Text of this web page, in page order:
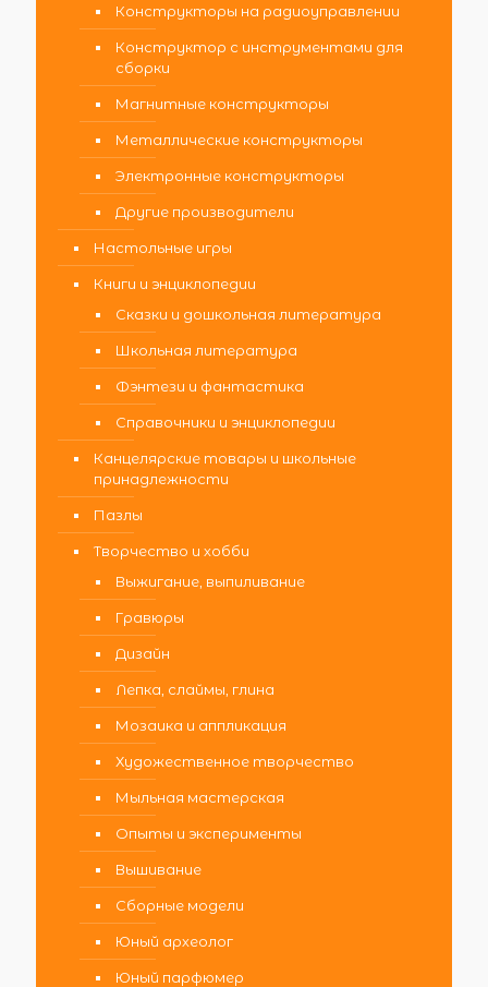
Конструкторы на радиоуправлении
Конструктор с инструментами для
сборки
Магнитные конструкторы
Металлические конструкторы
Электронные конструкторы
Другие производители
Настольные игры
Книги и энциклопедии
Сказки и дошкольная литература
Школьная литература
Фэнтези и фантастика
Справочники и энциклопедии
Канцелярские товары и школьные
принадлежности
Пазлы
Творчество и хобби
Выжигание, выпиливание
Гравюры
Дизайн
Лепка, слаймы, глина
Мозаика и аппликация
Художественное творчество
Мыльная мастерская
Опыты и эксперименты
Вышивание
Сборные модели
Юный археолог
Юный парфюмер